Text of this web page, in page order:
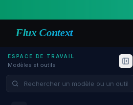
Flux Context
ESPACE DE TRAVAIL
Modèles et outils
Rechercher des modèles et outils